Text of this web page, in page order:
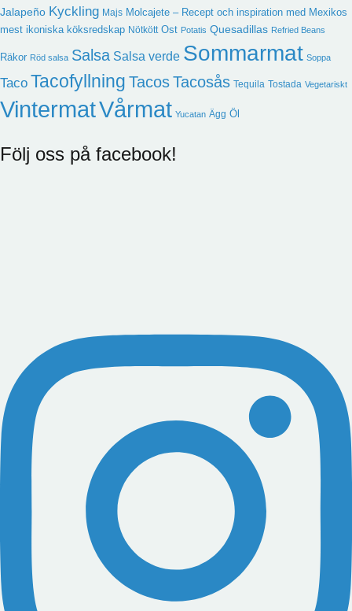
Jalapeño Kyckling Majs Molcajete – Recept och inspiration med Mexikos
mest ikoniska köksredskap Nötkött Ost Potatis Quesadillas Refried Beans
Räkor Röd salsa Salsa Salsa verde Sommarmat Soppa
Taco Tacofyllning TacosTacosås Tequila Tostada Vegetariskt
VintermatVårmat Yucatan Ägg Öl
Följ oss på facebook!